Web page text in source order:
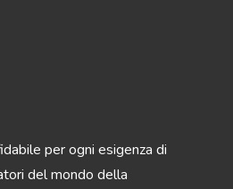
per ogni esigenza di
del mondo della